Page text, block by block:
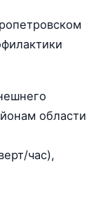
области
час),